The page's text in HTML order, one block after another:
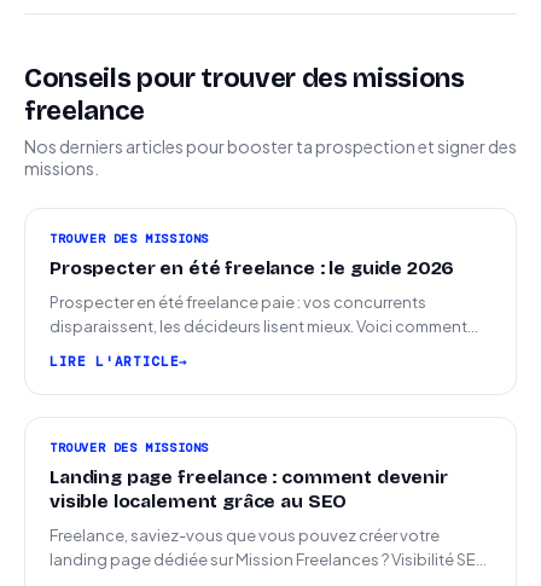
Conseils pour trouver des missions
freelance
Nos derniers articles pour booster ta prospection et signer des
missions.
TROUVER DES MISSIONS
Prospecter en été freelance : le guide 2026
Prospecter en été freelance paie : vos concurrents
disparaissent, les décideurs lisent mieux. Voici comment
LIRE L'ARTICLE
TROUVER DES MISSIONS
Landing page freelance : comment devenir
visible localement grâce au SEO
Freelance, saviez-vous que vous pouvez créer votre
landing page dédiée sur Mission Freelances ? Visibilité SEO